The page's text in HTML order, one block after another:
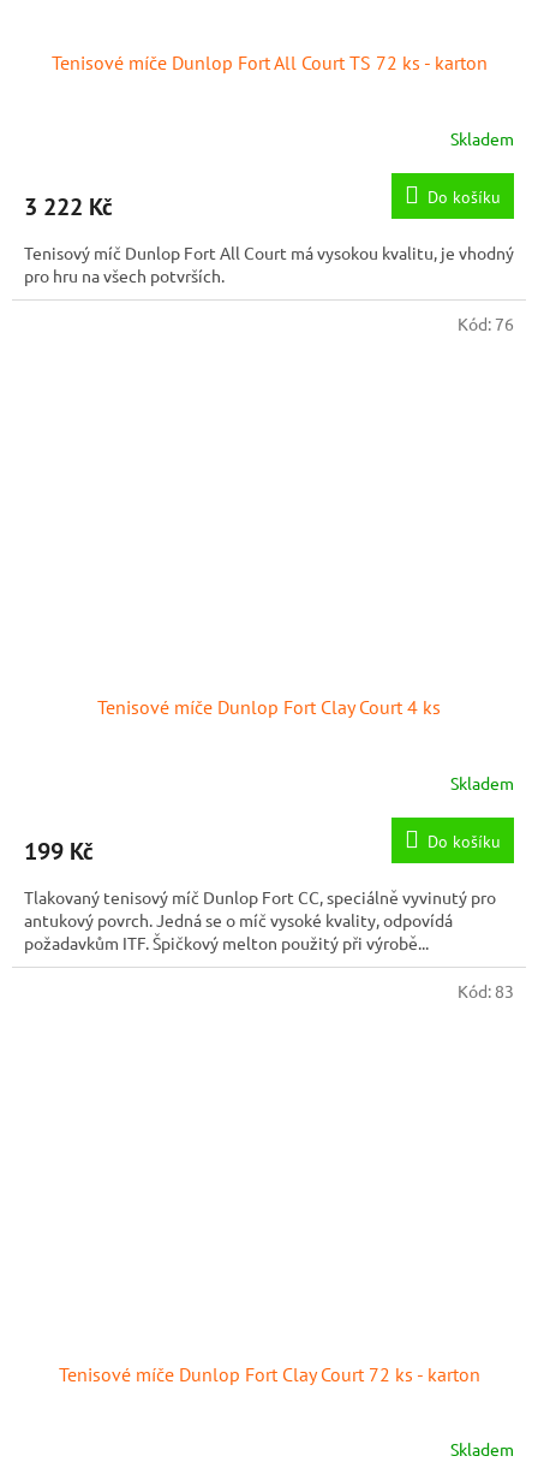
Tenisové míče Dunlop Fort All Court TS 72 ks - karton
Skladem
3 222 Kč Do košíku
Tenisový míč Dunlop Fort All Court má vysokou kvalitu, je vhodný
pro hru na všech potvrších.
Tenisové míče Dunlop Fort Clay Court 4 ks
Skladem
199 Kč Do košíku
Tlakovaný tenisový míč Dunlop Fort CC, speciálně vyvinutý pro
antukový povrch. Jedná se o míč vysoké kvality, odpovídá
požadavkům ITF. Špičkový melton použitý při výrobě...
Kód: 76
Tenisové míče Dunlop Fort Clay Court 72 ks - karton
Skladem
Kód:83